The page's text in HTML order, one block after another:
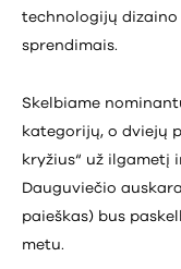
technologijų
sprendimais.
Skelbiame
kategorijų, o dviejų
kryžius“ už ilgametį
Dauguviečio
paieškas) bus
metu.